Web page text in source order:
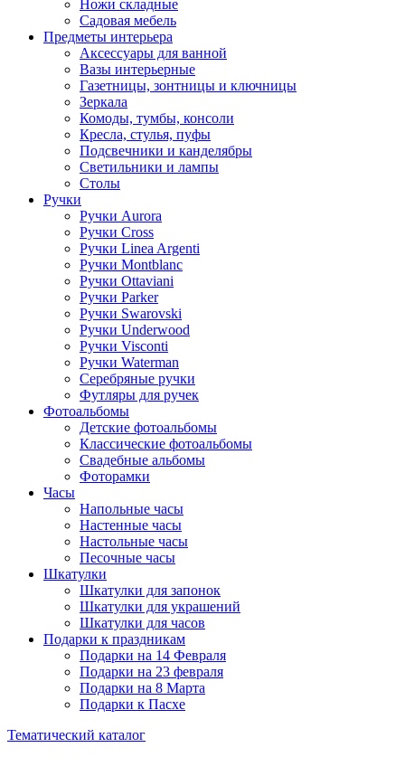
Ножи складные
Садовая мебель
Предметы интерьера
Аксессуары для ванной
Вазы интерьерные
Газетницы, зонтницы и ключницы
Зеркала
Комоды, тумбы, консоли
Кресла, стулья, пуфы
Подсвечники и канделябры
Светильники и лампы
Столы
Ручки
Ручки Aurora
Ручки Cross
Ручки Linea Argenti
Ручки Montblanc
Ручки Ottaviani
Ручки Parker
Ручки Swarovski
Ручки Underwood
Ручки Visconti
Ручки Waterman
Серебряные ручки
Футляры для ручек
Фотоальбомы
Детские фотоальбомы
Классические фотоальбомы
Свадебные альбомы
Фоторамки
Часы
Напольные часы
Настенные часы
Настольные часы
Песочные часы
Шкатулки
Шкатулки для запонок
Шкатулки для украшений
Шкатулки для часов
Подарки к праздникам
Подарки на 14 Февраля
Подарки на 23 февраля
Подарки на 8 Марта
Подарки к Пасхе
Тематический каталог